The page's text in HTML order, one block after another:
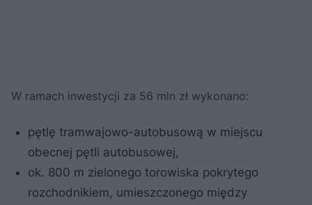
W ramach inwestycji za 56 mln zł wykonano:
pętlę tramwajowo-autobusową w miejscu
obecnej pętli autobusowej,
ok. 800 m zielonego torowiska pokrytego
rozchodnikiem, umieszczonego między